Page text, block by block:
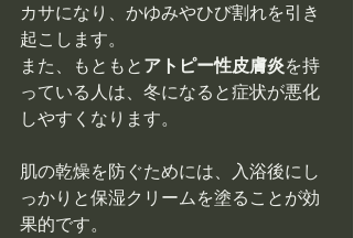
カサになり、かゆみやひび割れを引き
起こします。
また、もともと アトピー性皮膚炎を持
っている人は、冬になると症状が悪化
しやすくなります。
肌の乾燥を防ぐためには、入浴後にし
っかりと保湿クリームを塗ることが効
果的です。